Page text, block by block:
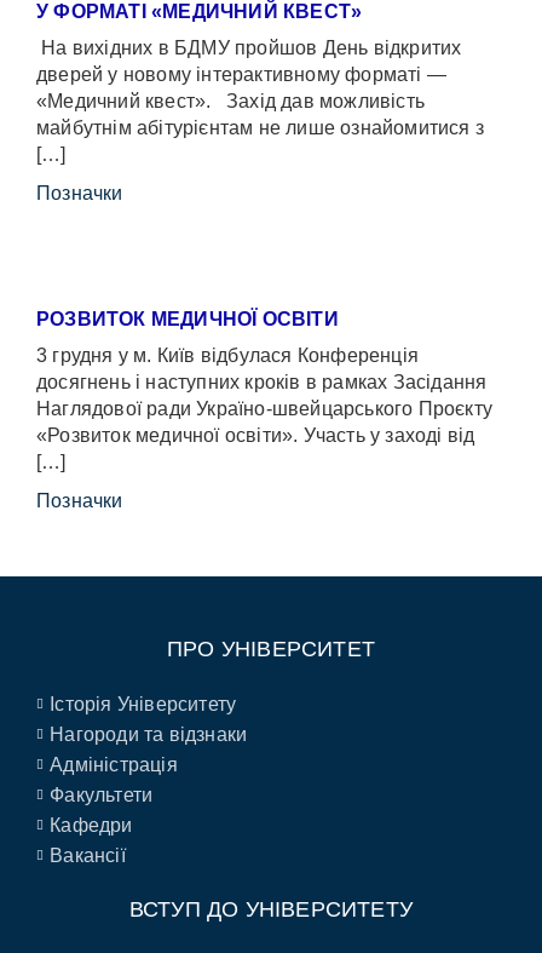
У ФОРМАТІ «МЕДИЧНИЙ КВЕСТ»
На вихідних в БДМУ пройшов День відкритих
дверей у новому інтерактивному форматі —
«Медичний квест». Захід дав можливість
майбутнім абітурієнтам не лише ознайомитися з
[…]
Позначки
РОЗВИТОК МЕДИЧНОЇ ОСВІТИ
3 грудня у м. Київ відбулася Конференція
досягнень і наступних кроків в рамках Засідання
Наглядової ради Україно-швейцарського Проєкту
«Розвиток медичної освіти». Участь у заході від
[…]
Позначки
ПРО УНІВЕРСИТЕТ
Історія Університету
Нагороди та відзнаки
Адміністрація
Факультети
Кафедри
Вакансії
ВСТУП ДО УНІВЕРСИТЕТУ